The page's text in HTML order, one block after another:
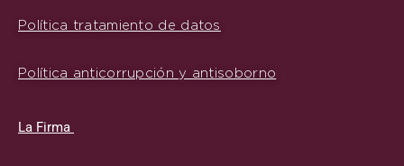
Política tratamiento de datos
Política anticorrupción y antisoborno
La Firma